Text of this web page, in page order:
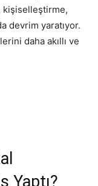
kişiselleştirme,
devrim yaratıyor.
daha akıllı ve
Yaptı?